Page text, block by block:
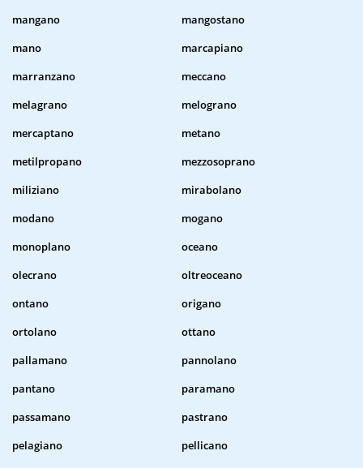
mangano
mangostano
mano
marcapiano
marranzano
meccano
melagrano
melograno
mercaptano
metano
metilpropano
mezzosoprano
miliziano
mirabolano
modano
mogano
monoplano
oceano
olecrano
oltreoceano
ontano
origano
ortolano
ottano
pallamano
pannolano
pantano
paramano
passamano
pastrano
pelagiano
pellicano